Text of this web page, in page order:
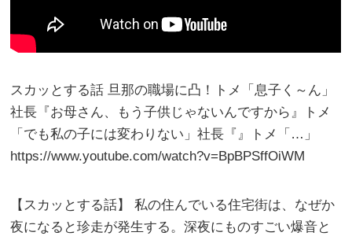
スカッとする話 旦那の職場に凸！トメ「息子く～ん」
社長『お母さん、もう子供じゃないんですから』トメ
「でも私の子には変わりない」社長『』トメ「…」
https://www.youtube.com/watch?v=BpBPSffOiWM
【スカッとする話】 私の住んでいる住宅街は、なぜか
夜になると珍走が発生する。深夜にものすごい爆音と